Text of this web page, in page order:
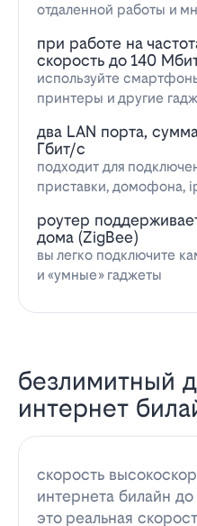
отдаленной работы и
при работе на
скорость до 140
используйте
принтеры и другие
два LAN порта,
Гбит/с
подходит для
приставки, домофона,
роутер
дома (ZigBee)
вы легко подключите
и «умные» гаджеты
безлимитный
интернет
скорость
интернета билайн
это реальная